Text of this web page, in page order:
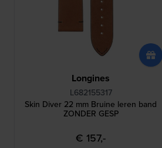
Longines
L682155317
Skin Diver 22 mm Bruine leren band
ZONDER GESP
€ 157,-